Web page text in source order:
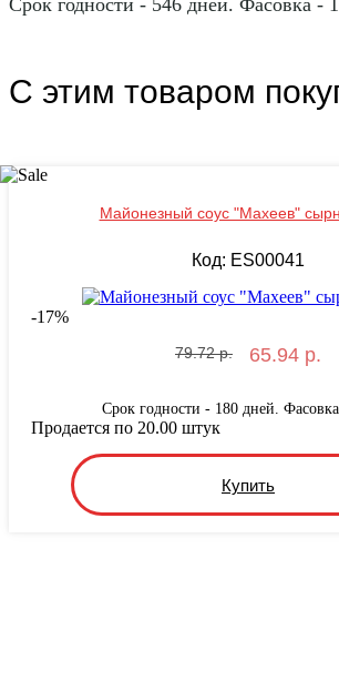
Срок годности - 546 дней. Фасовка -
С этим товаром
Майонезный соус "Махеев"
Код: ES00041
-17%
79.72 р. 65.94 р.
Срок годности - 180 дней.
Купить
Продается по 20.00 штук